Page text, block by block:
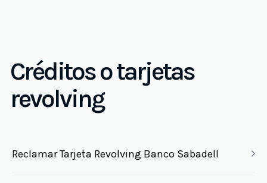
Créditos o tarjetas
revolving
Reclamar Tarjeta Revolving Banco Sabadell